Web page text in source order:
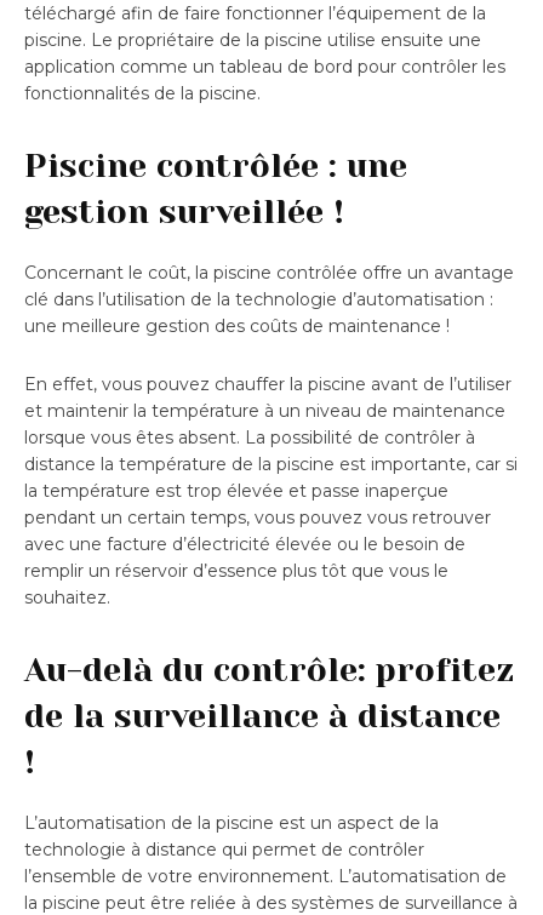
téléchargé afin de faire fonctionner l’équipement de la
piscine. Le propriétaire de la piscine utilise ensuite une
application comme un tableau de bord pour contrôler les
fonctionnalités de la piscine.
Piscine contrôlée : une
gestion surveillée !
Concernant le coût, la piscine contrôlée offre un avantage
clé dans l’utilisation de la technologie d’automatisation :
une meilleure gestion des coûts de maintenance !
En effet, vous pouvez chauffer la piscine avant de l’utiliser
et maintenir la température à un niveau de maintenance
lorsque vous êtes absent. La possibilité de contrôler à
distance la température de la piscine est importante, car si
la température est trop élevée et passe inaperçue
pendant un certain temps, vous pouvez vous retrouver
avec une facture d’électricité élevée ou le besoin de
remplir un réservoir d’essence plus tôt que vous le
souhaitez.
Au-delà du contrôle: profitez
de la surveillance à distance
!
L’automatisation de la piscine est un aspect de la
technologie à distance qui permet de contrôler
l’ensemble de votre environnement. L’automatisation de
la piscine peut être reliée à des systèmes de surveillance à